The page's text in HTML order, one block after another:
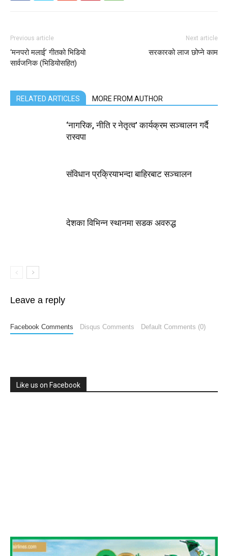
Previous article
‘मनपरो मलाई’ गीतको भिडियो
सार्वजनिक (भिडियोसहित)
Next article
सरकारको लाज छोप्ने काम
RELATED ARTICLES MORE FROM AUTHOR
‘नागरिक, नीति र नेतृत्व’ कार्यक्रम सञ्चालन गर्दै
रास्वपा
संविधान प्रक्रियाभन्दा बाहिरबाट सञ्चालन
देशका विभिन्न स्थानमा सडक अवरुद्ध
Leave a reply
Facebook Comments Disqus Comments Default Comments (0)
Like us on Facebook